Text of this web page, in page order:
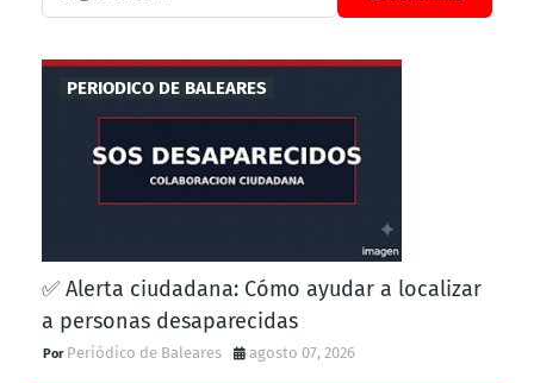
PERIODICO DE BALEARES
✅ Alerta ciudadana: Cómo ayudar a localizar
a personas desaparecidas
Periódico de Baleares agosto 07, 2026